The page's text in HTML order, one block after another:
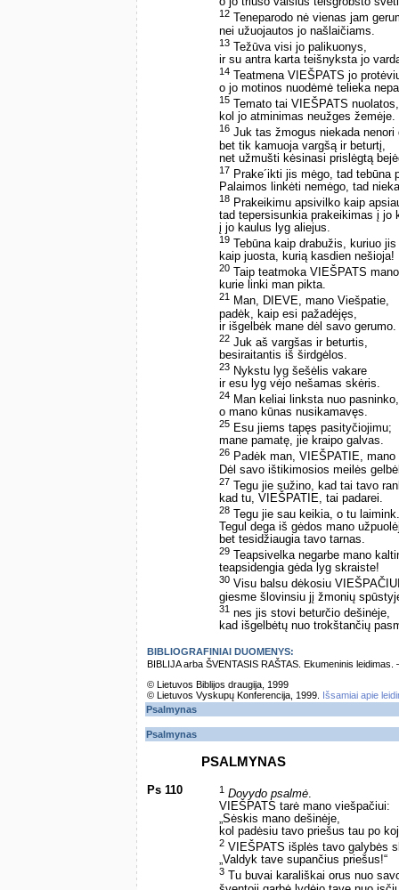
12 Teneparodo nė vienas jam
nei užuojautos jo našlaičiams.
13 Težūva visi jo palikuonys,
ir su antra karta teišnyksta jo
14 Teatmena VIEŠPATS jo
o jo motinos nuodėmė telieka
15 Temato tai VIEŠPATS nuolatos,
kol jo atminimas neužges žemėje.
16 Juk tas žmogus niekada nenori
bet tik kamuoja vargšą ir beturtį,
net užmušti kėsinasi prislėgtą
17 Prake´ikti jis mėgo, tad tebūna
Palaimos linkėti nemėgo, tad
18 Prakeikimu apsivilko kaip
tad tepersisunkia prakeikimas į jo
į jo kaulus lyg aliejus.
19 Tebūna kaip drabužis, kuriuo
kaip juosta, kurią kasdien nešioja!
20 Taip teatmoka VIEŠPATS
kurie linki man pikta.
21
Man, DIEVE, mano Viešpatie,
padėk, kaip esi pažadėjęs,
ir išgelbėk mane dėl savo gerumo.
22 Juk aš vargšas ir beturtis,
besiraitantis iš širdgėlos.
23 Nykstu lyg šešėlis vakare
ir esu lyg vėjo nešamas skėris.
24 Man keliai linksta nuo pasninko,
o mano kūnas nusikamavęs.
25 Esu jiems tapęs pasityčiojimu;
mane pamatę, jie kraipo galvas.
26 Padėk man, VIEŠPATIE, mano
Dėl savo ištikimosios meilės
27 Tegu jie sužino, kad tai tavo
kad tu, VIEŠPATIE, tai padarei.
28 Tegu jie sau keikia, o tu laimink.
Tegul dega iš gėdos mano
bet tesidžiaugia tavo tarnas.
29 Teapsivelka negarbe mano
teapsidengia gėda lyg skraiste!
30 Visu balsu dėkosiu
giesme šlovinsiu jį žmonių
31 nes jis stovi beturčio dešinėje,
kad išgelbėtų nuo trokštančių
BIBLIOGRAFINIAI DUOMENYS:
BIBLIJA arba ŠVENTASIS RAŠTAS. Ekumeninis
© Lietuvos Biblijos draugija, 1999
© Lietuvos Vyskupų Konferencija, 1999.
Išsamiai apie
Psalmynas
Psalmynas
PSALMYNAS
Ps 110 1 Dovydo psalmė.
VIEŠPATS tarė mano viešpačiui:
„Sėskis mano dešinėje,
kol padėsiu tavo priešus tau po
2 VIEŠPATS išplės tavo galybės
„Valdyk tave supančius priešus!“
3 Tu buvai karališkai orus nuo